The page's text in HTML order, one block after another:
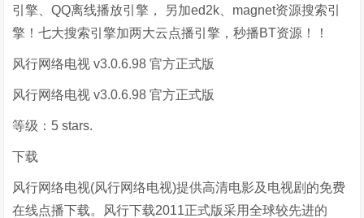
引擎、QQ离线播放引擎， 另加ed2k、magnet资源搜索引
擎！七大搜索引擎加两大云点播引擎，秒播BT资源！！
风行网络电视 v3.0.6.98 官方正式版
风行网络电视 v3.0.6.98 官方正式版
等级：5 stars.
下载
风行网络电视(风行网络电视)提供高清电影及电视剧的免费
在线点播下载。风行下载2011正式版采用全球较先进的